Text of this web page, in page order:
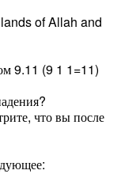
of Allah and
9.11 (9 1 1=11)
что вы после